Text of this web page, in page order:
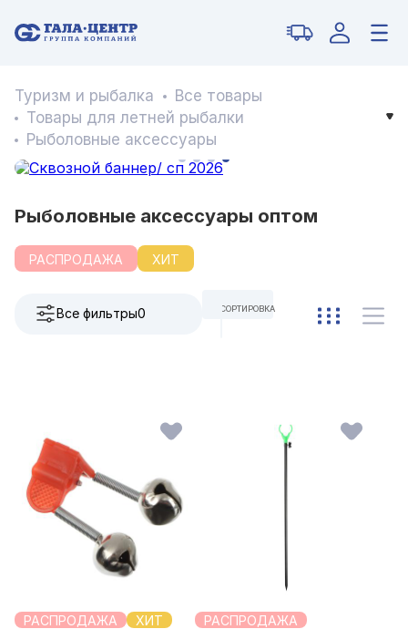
Туризм и рыбалка
Все товары
Товары для летней рыбалки
Рыболовные аксессуары
Рыболовные аксессуары оптом
РАСПРОДАЖА ХИТ
Все фильтры0
СОРТИРОВКА
РАСПРОДАЖА ХИТ РАСПРОДАЖА